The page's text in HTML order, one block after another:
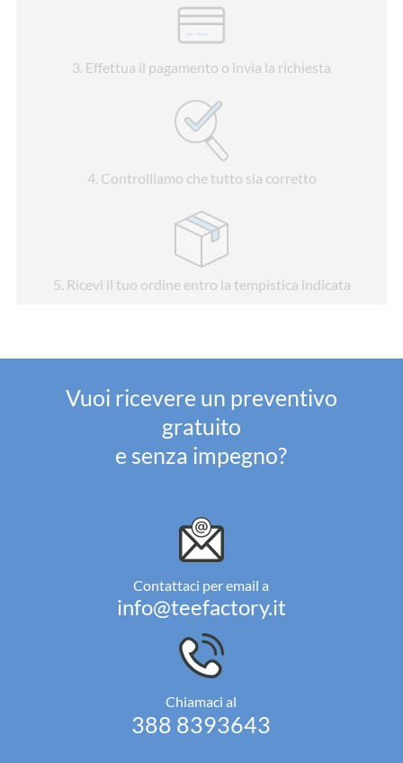
3. Effettua il pagamento o invia la richiesta
4. Controlliamo che tutto sia corretto
5. Ricevi il tuo ordine entro la tempistica indicata
Vuoi ricevere un preventivo
gratuito
e senza impegno?
Contattaci per email a
info@teefactory.it
Chiamaci al
388 8393643